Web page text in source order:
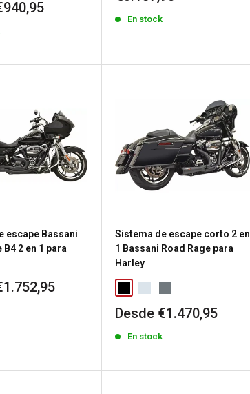
venta
En stock
escape Bassani
B4 2 en 1 para
Sistema de escape corto 2 en
1 Bassani Road Rage para
Harley
Precio
venta
Desde €1.470,95
En stock